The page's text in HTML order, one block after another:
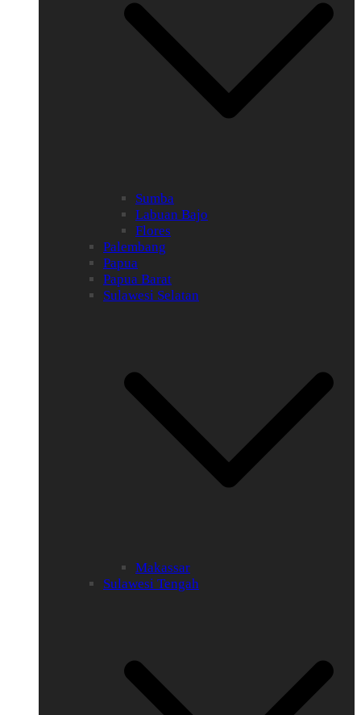
Sumba
Labuan Bajo
Flores
Palembang
Papua
Papua Barat
Sulawesi Selatan
Makassar
Sulawesi Tengah